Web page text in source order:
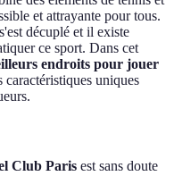
et attrayante pour tous.
décuplé et il existe
ce sport. Dans cet
endroits pour jouer
uniques
Club Paris est sans doute